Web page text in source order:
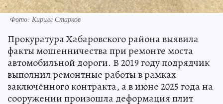
Фото: Кирилл Старков
Прокуратура Хабаровского района выявила
факты мошенничества при ремонте моста
автомобильной дороги. В 2019 году подрядчик
выполнил ремонтные работы в рамках
заключённого контракта, а в июне 2025 года на
сооружении произошла деформация плит